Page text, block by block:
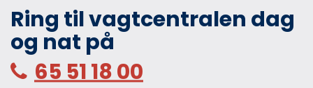
Ring til vagtcentralen dag
og nat på
65 51 18 00